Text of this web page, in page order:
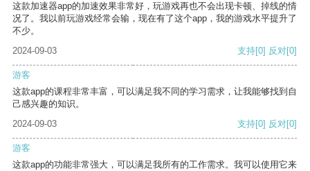
这款加速器app的加速效果非常好，玩游戏再也不会出现卡顿、掉线的情
况了。我以前玩游戏经常会输，现在有了这个app，我的游戏水平提升了
不少。
2024-09-03
支持[0] 反对[0]
游客
这款app的课程非常丰富，可以满足我不同的学习需求，让我能够找到自
己感兴趣的知识。
2024-09-03
支持[0] 反对[0]
游客
这款app的功能非常强大，可以满足我所有的工作需求。我可以使用它来